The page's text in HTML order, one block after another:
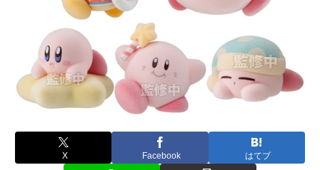
X Facebook はてブ